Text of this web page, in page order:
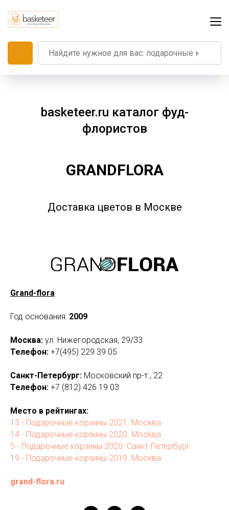
basketeer.ru каталог фуд-
флористов
GRANDFLORA
Доставка цветов в Москве
Grand-flora
Год основания: 2009
Москва: ул. Нижегородская, 29/33
Телефон: +7(495) 229 39 05
Санкт-Петербург: Московский пр-т., 22
Телефон: +7 (812) 426 19 03
Место в рейтингах:
13 - Подарочные корзины 2021. Москва
14 - Подарочные корзины 2020. Москва
5 - Подарочные корзины 2020. Санкт-Петербург
19 - Подарочные корзины 2019. Москва
grand-flora.ru